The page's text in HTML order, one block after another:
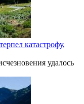
катастрофу,
удалось